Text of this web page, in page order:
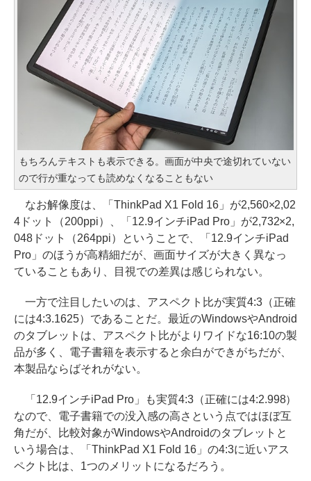
もちろんテキストも表示できる。画面が中央で途切れていない
ので行が重なっても読めなくなることもない
なお解像度は、「ThinkPad X1 Fold 16」が2,560×2,02
4ドット（200ppi）、「12.9インチiPad Pro」が2,732×2,
048ドット（264ppi）ということで、「12.9インチiPad
Pro」のほうが高精細だが、画面サイズが大きく異なっ
ていることもあり、目視での差異は感じられない。
一方で注目したいのは、アスペクト比が実質4:3（正確
には4:3.1625）であることだ。最近のWindowsやAndroid
のタブレットは、アスペクト比がよりワイドな16:10の製
品が多く、電子書籍を表示すると余白ができがちだが、
本製品ならばそれがない。
「12.9インチiPad Pro」も実質4:3（正確には4:2.998）
なので、電子書籍での没入感の高さという点ではほぼ互
角だが、比較対象がWindowsやAndroidのタブレットと
いう場合は、「ThinkPad X1 Fold 16」の4:3に近いアス
ペクト比は、1つのメリットになるだろう。